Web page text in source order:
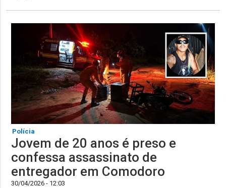
Polícia
Jovem de 20 anos é preso e
confessa assassinato de
entregador em Comodoro
30/04/2026 - 12:03